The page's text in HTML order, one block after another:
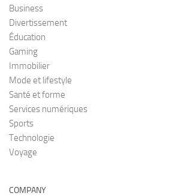
Business
Divertissement
Éducation
Gaming
Immobilier
Mode et lifestyle
Santé et forme
Services numériques
Sports
Technologie
Voyage
COMPANY